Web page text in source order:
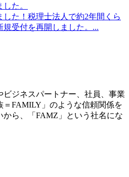
た。
た！税理士法人で約2年間くら
受付を再開しました。...
ビジネスパートナー、社員、事業
＝FAMILY」のような信頼関係を
ら、「FAMZ」という社名にな